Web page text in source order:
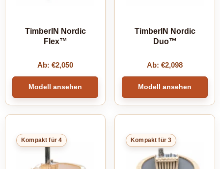
TimberIN Nordic
Flex™
Ab: €2,050
Modell ansehen
TimberIN Nordic
Duo™
Ab: €2,098
Modell ansehen
Kompakt für 4 Kompakt für 3